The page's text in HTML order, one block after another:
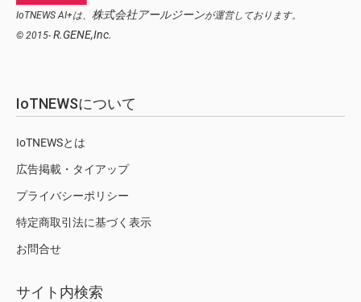
IoTNEWS AI+は、 株式会社アールジーンが運営しております。
© 2015- R.GENE,Inc.
IoTNEWSについて
IoTNEWSとは
広告掲載・タイアップ
プライバシーポリシー
特定商取引法に基づく表示
お問合せ
サイト内検索